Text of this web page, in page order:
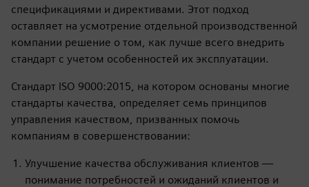
спецификациями и директивами. Этот подход
оставляет на усмотрение отдельной производственной
компании решение о том, как лучше всего внедрить
стандарт с учетом особенностей их эксплуатации.
Стандарт ISO 9000:2015, на котором основаны многие
стандарты качества, определяет семь принципов
управления качеством, призванных помочь
компаниям в совершенствовании:
Улучшение качества обслуживания клиентов —
понимание потребностей и ожиданий клиентов и